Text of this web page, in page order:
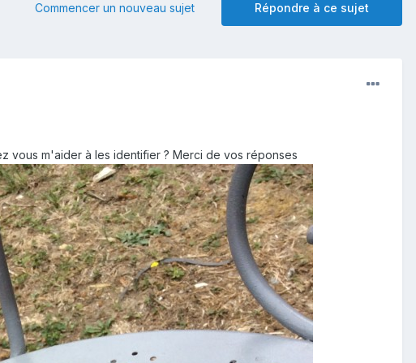
Répondre à ce sujet
Commencer un nouveau sujet
vous m'aider à les identifier ? Merci de vos réponses